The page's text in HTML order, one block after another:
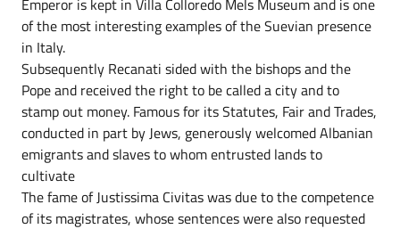
of the most interesting examples of the Suevian presence
in Italy.
Subsequently Recanati sided with the bishops and the
Pope and received the right to be called a city and to
stamp out money. Famous for its Statutes, Fair and Trades,
conducted in part by Jews, generously welcomed Albanian
emigrants and slaves to whom entrusted lands to
cultivate
The fame of Justissima Civitas was due to the competence
of its magistrates, whose sentences were also requested